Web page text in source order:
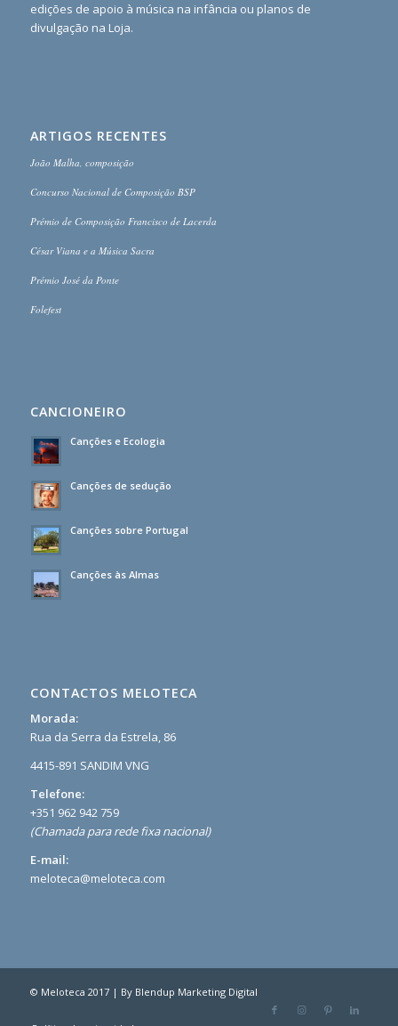
edições de apoio à música na infância ou planos de
divulgação na Loja.
ARTIGOS RECENTES
João Malha, composição
Concurso Nacional de Composição BSP
Prémio de Composição Francisco de Lacerda
César Viana e a Música Sacra
Prémio José da Ponte
Folefest
CANCIONEIRO
Canções e Ecologia
Canções de sedução
Canções sobre Portugal
Canções às Almas
CONTACTOS MELOTECA
Morada:
Rua da Serra da Estrela, 86
4415-891 SANDIM VNG
Telefone:
+351 962 942 759
(Chamada para rede fixa nacional)
E-mail:
meloteca@meloteca.com
© Meloteca 2017 | By Blendup Marketing Digital